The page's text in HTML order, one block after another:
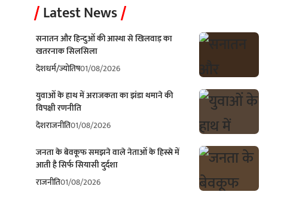
Latest News
सनातन और हिन्दुओं की आस्था से खिलवाड़ का
खतरनाक सिलसिला
देशधर्म/ज्योतिष01/08/2026
युवाओं के हाथ में अराजकता का झंडा थमाने की
विपक्षी रणनीति
देशराजनीति01/08/2026
जनता के बेवकूफ समझने वाले नेताओं के हिस्से में
आती है सिर्फ सियासी दुर्दशा
राजनीति01/08/2026